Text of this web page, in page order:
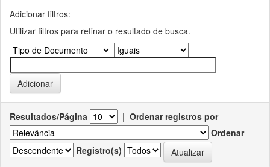
Adicionar filtros:
Utilizar filtros para refinar o resultado de busca.
Resultados/Página | Ordenar registros por
Ordenar
Registro(s)